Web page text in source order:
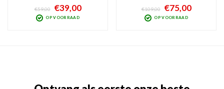
met fijne, goud-geel getinte
spiegellens (Cat. 2). Hij beschermt
uw junior tegen UV en Infrarode
€59,00 €39,00
OP VOORRAAD
constructie (Hardshell) is dusdanig
veilig dat deze geschikt is voor
freestyle. Zachte, uitneembare
€109,00 €75,00
OP VOORRAAD